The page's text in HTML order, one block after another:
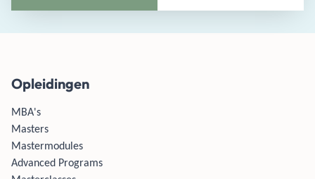
Opleidingen
MBA's
Masters
Mastermodules
Advanced Programs